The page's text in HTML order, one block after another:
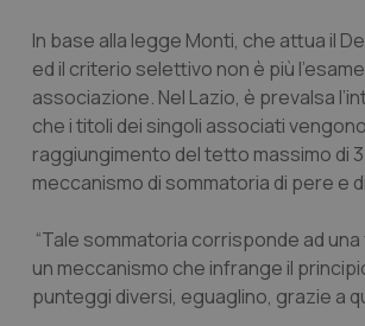
In base alla legge Monti, che attua il
ed il criterio selettivo non è più
associazione. Nel Lazio, è prevalsa
che i titoli dei singoli associati
raggiungimento del tetto massimo di
meccanismo di sommatoria di pere e
“Tale sommatoria corrisponde ad
un meccanismo che infrange il
punteggi diversi, eguaglino, grazie a